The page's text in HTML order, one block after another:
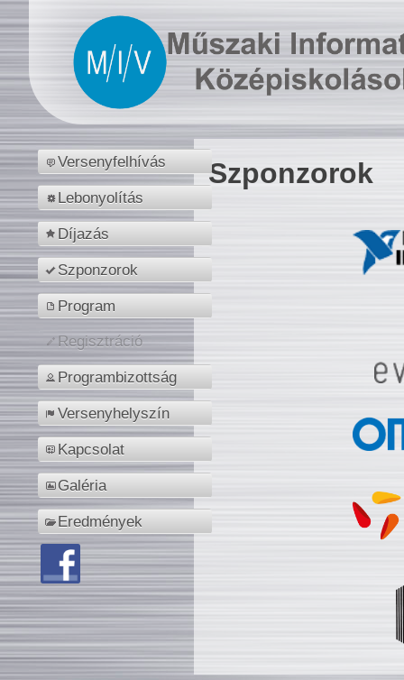
Versenyfelhívás
Lebonyolítás
Díjazás
Szponzorok
Program
Regisztráció
Programbizottság
Versenyhelyszín
Kapcsolat
Galéria
Eredmények
Szponzorok